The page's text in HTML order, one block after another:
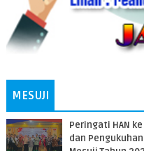
MESUJI
Peringati HAN
dan